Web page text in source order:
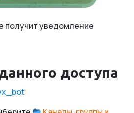
получит уведомление
доступа